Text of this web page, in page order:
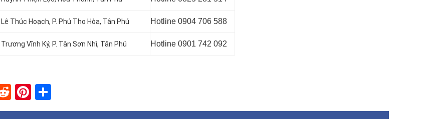
Lê Thúc Hoạch, P. Phú Thọ Hòa, Tân Phú Hotline 0904 706 588
Trương Vĩnh Ký, P. Tân Sơn Nhì, Tân Phú Hotline 0901 742 092
RedditPinterest